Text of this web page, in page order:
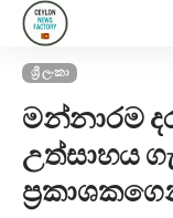
ශ්‍රී ලංකා
මන්නාරම
උත්සාහය